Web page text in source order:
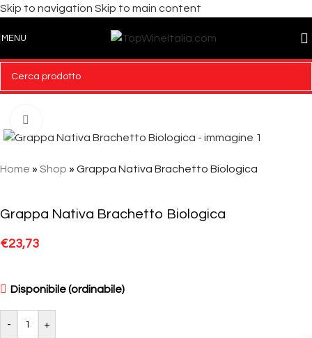
Skip to navigation Skip to main content
MENU
Home » Shop » Grappa Nativa Brachetto Biologica
Grappa Nativa Brachetto Biologica
€23,73
Disponibile (ordinabile)
- +